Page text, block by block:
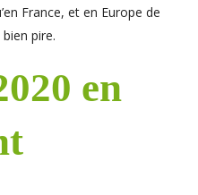
France, et en Europe de
pire.
en